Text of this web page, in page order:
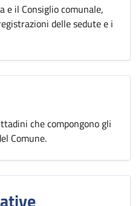
e il Consiglio comunale,
delle sedute e i
che compongono gli
Comune.